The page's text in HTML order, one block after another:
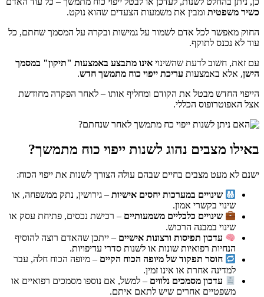
כשיר משפטית ומבין את משמעות הצעדים שהוא נוקט.
החוק מאפשר לכל אדם לשמור על גמישות ובקרה על המסמך שחתם, כל
עוד לא נכנס לתוקף.
עם זאת, חשוב לדעת שהשינוי אינו מתבצע באמצעות "תיקון" במסמך
הישן, אלא באמצעות עריכת ייפוי כוח מתמשך חדש.
הייפוי החדש מבטל את הקודם ומחליף אותו – לאחר הפקדה מחודשת
אצל האפוטרופוס הכללי.
באילו מצבים נהוג לשנות ייפוי כוח מתמשך?
ישנם לא מעט מצבים בחיים שבהם עולה הצורך לשנות את ייפוי הכוח:
שינויים במערכות יחסים אישיות – גירושין, נתק ממשפחה, או
שינוי בקשרי אמון.
שינויים כלכליים משמעותיים – רכישת נכסים, פתיחת עסק או
שינוי במבנה הרכוש.
עדכון תפיסות ורצונות אישיים – ייתכן שהאדם רוצה להוסיף
הנחיות רפואיות שונות או לשנות סדרי עדיפויות.
חוסר תפקוד של מיופה הכוח הקיים – מיופה הכוח חלה, עבר
למדינה אחרת או אינו זמין.
עדכון מסמכים נלווים – למשל, אם נוספו מסמכים רפואיים או
משפטיים אחרים שיש לתאם איתם.